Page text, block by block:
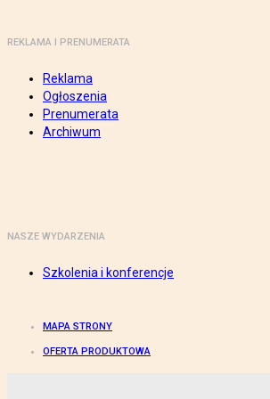
REKLAMA I PRENUMERATA
Reklama
Ogłoszenia
Prenumerata
Archiwum
NASZE WYDARZENIA
Szkolenia i konferencje
MAPA STRONY
OFERTA PRODUKTOWA